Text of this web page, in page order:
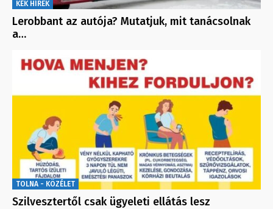
KÉK HÍREK
Lerobbant az autója? Mutatjuk, mit tanácsolnak
a…
TOLNA - KÖZÉLET
Szilvesztertől csak ügyeleti ellátás lesz